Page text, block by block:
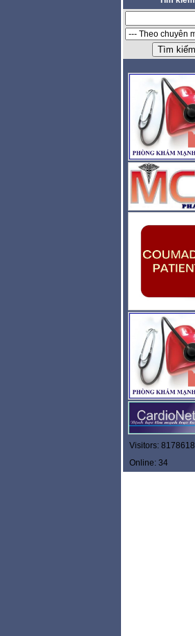
Visitors: 8178618
Online: 34